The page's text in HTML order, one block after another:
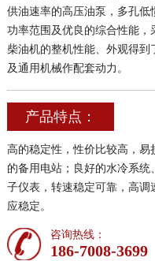
供油速率的高压油泵，多孔
功率范围及优良的综合性能
柴油机的整机性能、外观得到
及通用机械作配套动力。
产品特点：
高的稳定性，性价比较高，
的备用电站；良好的水冷系
子仪表，转速稳定可靠，高
应稳定。
咨询热线：
186-7008-3699